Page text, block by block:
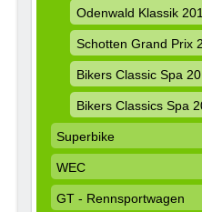
Odenwald Klassik
Schotten Grand Prix
Bikers Classic Spa
Bikers Classics Spa
Superbike
WEC
GT - Rennsportwagen